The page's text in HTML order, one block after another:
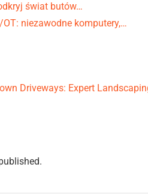
świat butów…
niezawodne komputery,…
Driveways: Expert